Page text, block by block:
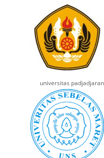
universitas padjadjaran